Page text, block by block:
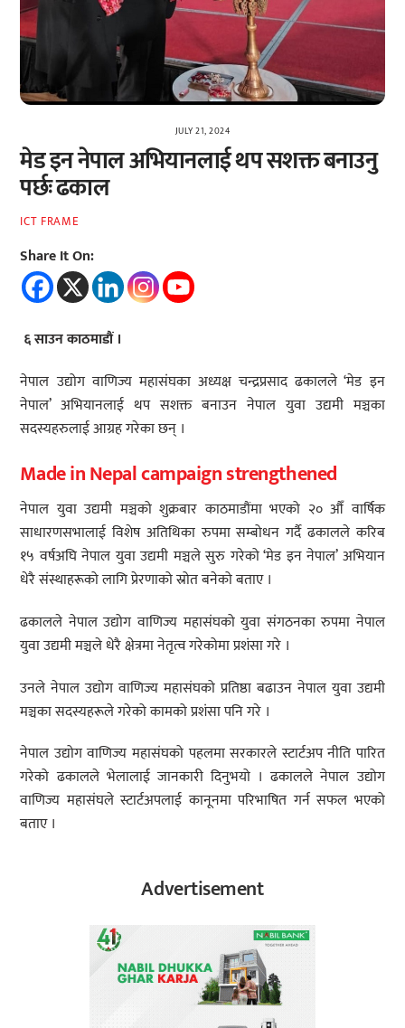
JULY 21, 2024
मेड इन नेपाल अभियानलाई थप सशक्त बनाउनु
पर्छः ढकाल
ICT FRAME
Share It On:
६ साउन काठमाडौं ।
नेपाल उद्योग वाणिज्य महासंघका अध्यक्ष चन्द्रप्रसाद ढकालले ‘मेड इन
नेपाल’ अभियानलाई थप सशक्त बनाउन नेपाल युवा उद्यमी मञ्चका
सदस्यहरुलाई आग्रह गरेका छन् ।
Made in Nepal campaign strengthened
नेपाल युवा उद्यमी मञ्चको शुक्रबार काठमाडौंमा भएको २० औँ वार्षिक
साधारणसभालाई विशेष अतिथिका रुपमा सम्बोधन गर्दै ढकालले करिब
१५ वर्षअघि नेपाल युवा उद्यमी मञ्चले सुरु गरेको ‘मेड इन नेपाल’ अभियान
धेरै संस्थाहरूको लागि प्रेरणाको स्रोत बनेको बताए ।
ढकालले नेपाल उद्योग वाणिज्य महासंघको युवा संगठनका रुपमा नेपाल
युवा उद्यमी मञ्चले धेरै क्षेत्रमा नेतृत्व गरेकोमा प्रशंसा गरे ।
उनले नेपाल उद्योग वाणिज्य महासंघको प्रतिष्ठा बढाउन नेपाल युवा उद्यमी
मञ्चका सदस्यहरूले गरेको कामको प्रशंसा पनि गरे ।
नेपाल उद्योग वाणिज्य महासंघको पहलमा सरकारले स्टार्टअप नीति पारित
गरेको ढकालले भेलालाई जानकारी दिनुभयो । ढकालले नेपाल उद्योग
वाणिज्य महासंघले स्टार्टअपलाई कानूनमा परिभाषित गर्न सफल भएको
बताए ।
Advertisement